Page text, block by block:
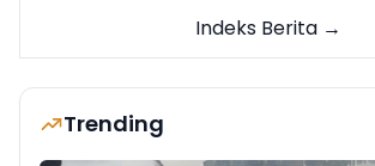
Indeks Berita →
Trending